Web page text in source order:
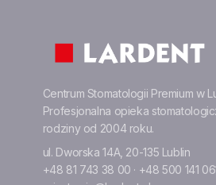
Centrum Stomatologii Premium w
Profesjonalna opieka
rodziny od 2004 roku.
ul. Dworska 14A, 20-135 Lublin
+48 81 743 38 00 · +48 500 141